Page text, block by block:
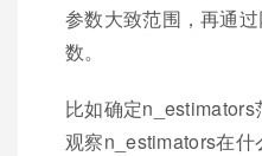
参数大致范围，再通
数。
比如确定
观察n_estimators在什